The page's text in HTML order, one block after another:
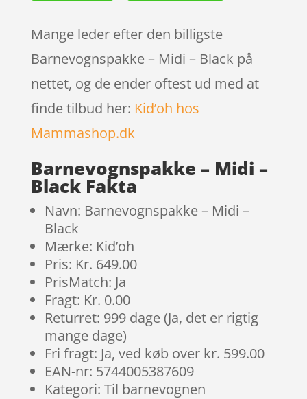
Mange leder efter den billigste
Barnevognspakke – Midi – Black på
nettet, og de ender oftest ud med at
finde tilbud her: Kid’oh hos
Mammashop.dk
Barnevognspakke – Midi –
Black Fakta
Navn: Barnevognspakke – Midi –
Black
Mærke: Kid’oh
Pris: Kr. 649.00
PrisMatch: Ja
Fragt: Kr. 0.00
Returret: 999 dage (Ja, det er rigtig
mange dage)
Fri fragt: Ja, ved køb over kr. 599.00
EAN-nr: 5744005387609
Kategori: Til barnevognen